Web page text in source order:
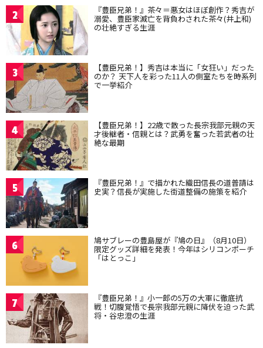
2 『豊臣兄弟！』茶々＝悪女はほぼ創作？秀吉が
溺愛、豊臣家滅亡を背負わされた茶々(井上和)
の壮絶すぎる生涯
3 【豊臣兄弟！】秀吉は本当に「女狂い」だった
のか？ 天下人を彩った11人の側室たちを時系列
で一挙紹介
4 【豊臣兄弟！】22歳で散った長宗我部元親の天
才後継者・信親とは？武勇を奮った若武者の壮
絶な最期
5 『豊臣兄弟！』で描かれた織田信長の道普請は
史実？信長が実施した街道整備の施策を紹介
6 鳩サブレーの豊島屋が『鳩の日』（8月10日）
限定グッズ詳細を発表！今年はシリコンポーチ
「はとっこ」
7 『豊臣兄弟！』小一郎の5万の大軍に徹底抗
戦！切腹覚悟で長宗我部元親に降伏を迫った武
将・谷忠澄の生涯